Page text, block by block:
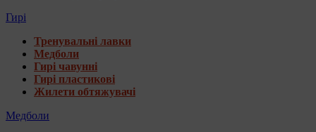
Гирі
Тренувальні лавки
Медболи
Гирі чавунні
Гирі пластикові
Жилети обтяжувачі
Медболи